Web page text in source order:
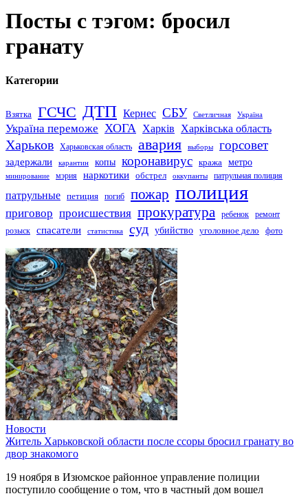
Посты с тэгом: бросил
гранату
Категории
Взятка ГСЧС ДТП Кернес СБУ Светличная Україна
Україна переможе ХОГА Харків Харківська область
Харьков Харьковская область авария выборы горсовет
задержали карантин копы коронавирус кража метро
минирование мэрия наркотики обстрел оккупанты патрульная полиция
патрульные петиция погиб пожар полиция
приговор происшествия прокуратура ребенок
ремонт
розыск
спасатели статистика суд убийство уголовное дело фото
Новости
Житель Харьковской области после ссоры бросил гранату во
двор знакомого
19 ноября в Изюмское районное управление полиции
поступило сообщение о том, что в частный дом вошел